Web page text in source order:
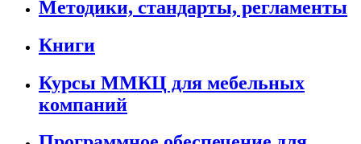
Методики, стандарты, регламенты
Книги
Курсы ММКЦ для мебельных
компаний